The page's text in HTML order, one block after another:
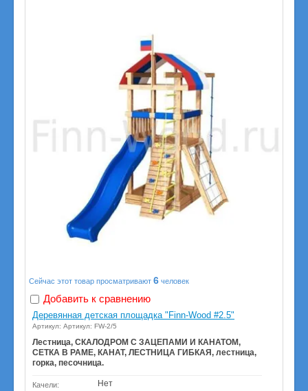
Сейчас этот товар просматривают 6 человек
Добавить к сравнению
Деревянная детская площадка "Finn-Wood #2.5"
Артикул: Артикул: FW-2/5
Лестница, СКАЛОДРОМ С ЗАЦЕПАМИ И КАНАТОМ,
СЕТКА В РАМЕ, КАНАТ, ЛЕСТНИЦА ГИБКАЯ, лестница,
горка, песочница.
Качели: Нет